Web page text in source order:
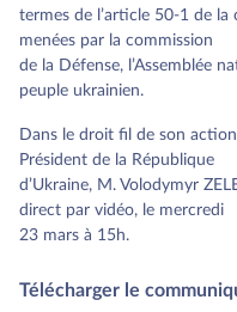
termes de l’article 50-1 de
menées par la commission
de la Défense, l’Assemblée
peuple ukrainien.
Dans le droit fil de son
Président de la République
d’Ukraine, M. Volodymyr
direct par vidéo, le mercredi
23 mars à 15h.
Télécharger le